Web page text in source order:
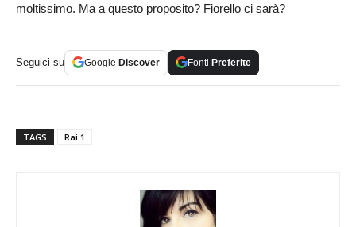
moltissimo. Ma a questo proposito? Fiorello ci sarà?
Seguici su Google Discover Fonti Preferite
TAGS Rai 1